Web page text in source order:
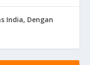
India, Dengan